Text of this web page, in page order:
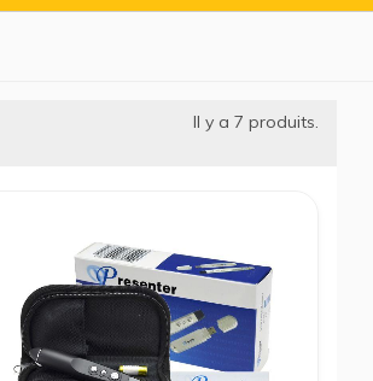
Il y a 7 produits.